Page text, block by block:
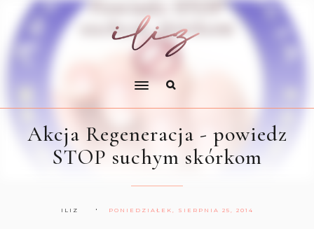
Akcja Regeneracja - powiedz
STOP suchym skórkom
ILIZ PONIEDZIAŁEK, SIERPNIA 25, 2014